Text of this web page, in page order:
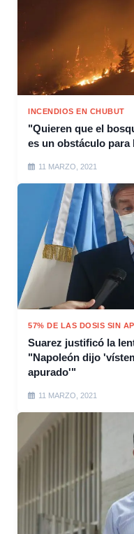
INCENDIOS EN CHUBUT
"Quieren que el
es un obstáculo
11 MARZO, 2021
57% DE LAS DOSIS SIN
Suarez justificó la
"Napoleón dijo
apurado'"
11 MARZO, 2021